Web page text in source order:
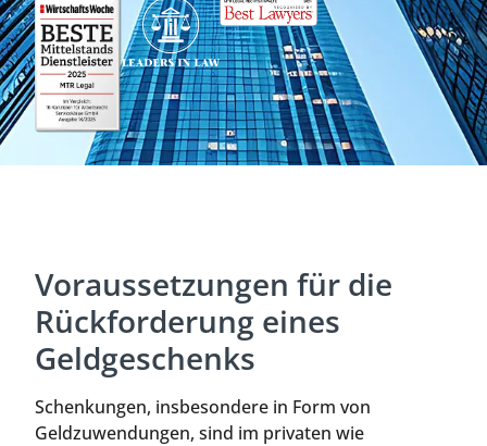
Voraussetzungen für die
Rückforderung eines
Geldgeschenks
Schenkungen, insbesondere in Form von
Geldzuwendungen, sind im privaten wie